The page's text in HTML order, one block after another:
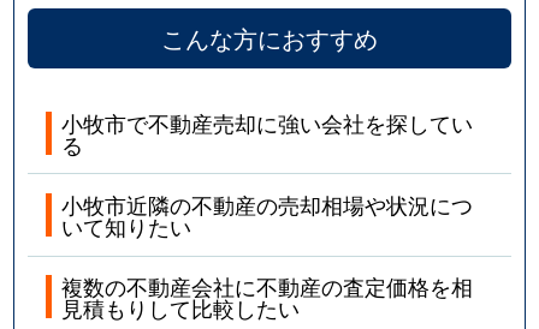
こんな方におすすめ
小牧市で不動産売却に強い会社を探してい
る
小牧市近隣の不動産の売却相場や状況につ
いて知りたい
複数の不動産会社に不動産の査定価格を相
見積もりして比較したい